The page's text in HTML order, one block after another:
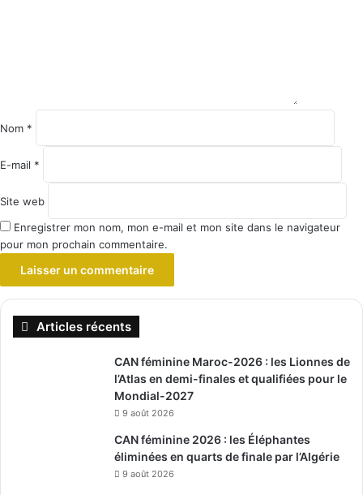
Nom *
E-mail *
Site web
Enregistrer mon nom, mon e-mail et mon site dans le navigateur
pour mon prochain commentaire.
Articles récents
CAN féminine Maroc-2026 : les Lionnes de
l’Atlas en demi-finales et qualifiées pour le
Mondial-2027
9 août 2026
CAN féminine 2026 : les Éléphantes
éliminées en quarts de finale par l’Algérie
9 août 2026